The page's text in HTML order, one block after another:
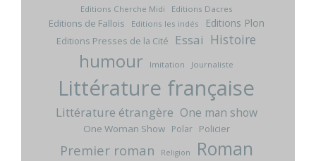
Editions Cherche Midi
Editions Dacres
Editions de Fallois Editions les indés Editions Plon
Editions Presses de la Cité Essai Histoire
humour Imitation Journaliste
Littérature française
Littérature étrangère One man show
One Woman Show Polar Policier
Premier roman Religion Roman